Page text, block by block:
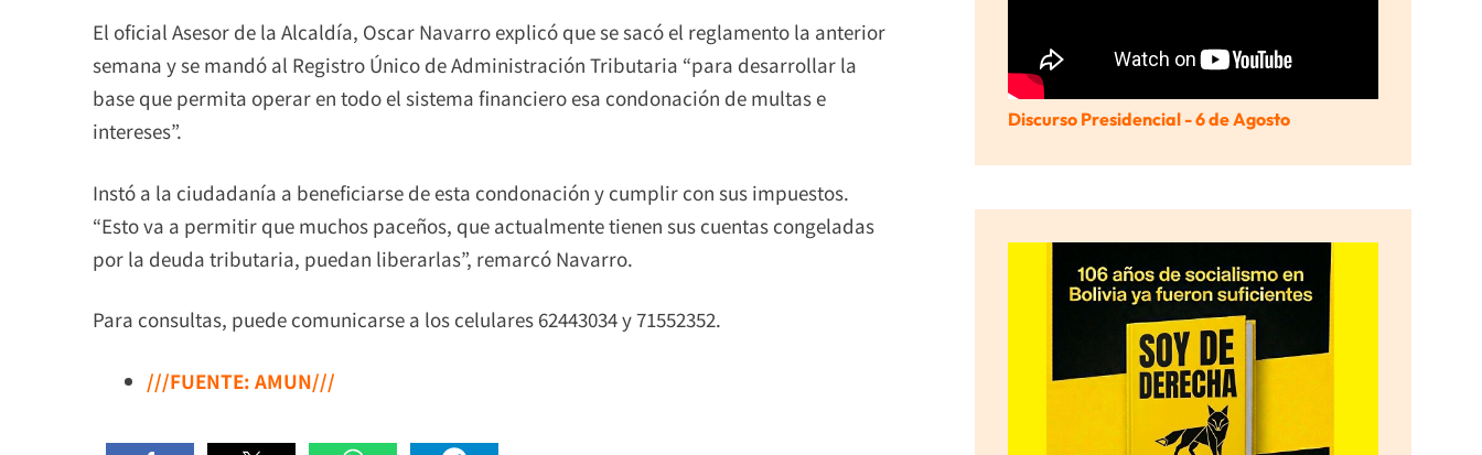
El oficial Asesor de la Alcaldía, Oscar Navarro explicó que se sacó el reglamento la anterior
semana y se mandó al Registro Único de Administración Tributaria “para desarrollar la
base que permita operar en todo el sistema financiero esa condonación de multas e
intereses”.
Instó a la ciudadanía a beneficiarse de esta condonación y cumplir con sus impuestos.
“Esto va a permitir que muchos paceños, que actualmente tienen sus cuentas congeladas
por la deuda tributaria, puedan liberarlas”, remarcó Navarro.
Para consultas, puede comunicarse a los celulares 62443034 y 71552352.
///FUENTE: AMUN///
Discurso Presidencial - 6 de Agosto